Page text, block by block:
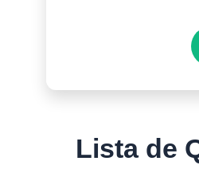
Lista de